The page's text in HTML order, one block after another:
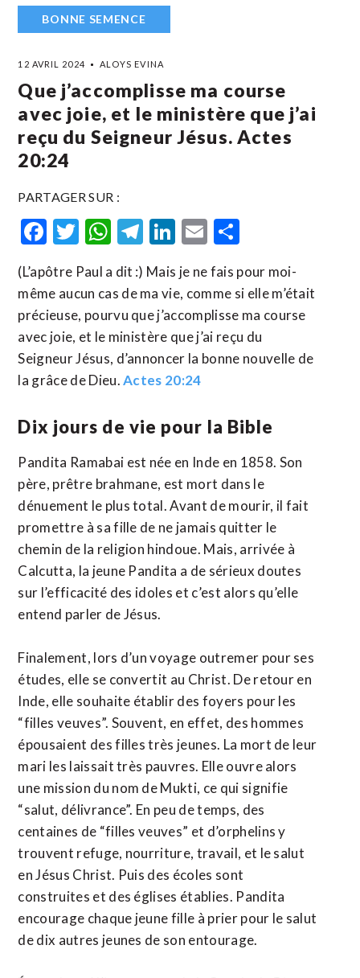
BONNE SEMENCE
12 AVRIL 2024 ALOYS EVINA
Que j’accomplisse ma course
avec joie, et le ministère que j’ai
reçu du Seigneur Jésus. Actes
20:24
PARTAGER SUR :
Facebook
Twitter
WhatsApp
Telegram
LinkedIn
Email
(L’apôtre Paul a dit :) Mais je ne fais pour moi-
même aucun cas de ma vie, comme si elle m’était
précieuse, pourvu que j’accomplisse ma course
avec joie, et le ministère que j’ai reçu du
Seigneur Jésus, d’annoncer la bonne nouvelle de
la grâce de Dieu.Actes 20:24
Dix jours de vie pour la Bible
Pandita Ramabai est née en Inde en 1858. Son
père, prêtre brahmane, est mort dans le
dénuement le plus total. Avant de mourir, il fait
promettre à sa fille de ne jamais quitter le
chemin de la religion hindoue. Mais, arrivée à
Calcutta, la jeune Pandita a de sérieux doutes
sur l’efficacité des idoles et c’est alors qu’elle
entend parler de Jésus.
Finalement, lors d’un voyage outremer pour ses
études, elle se convertit au Christ. De retour en
Inde, elle souhaite établir des foyers pour les
“filles veuves”. Souvent, en effet, des hommes
épousaient des filles très jeunes. La mort de leur
mari les laissait très pauvres. Elle ouvre alors
une mission du nom de Mukti, ce qui signifie
“salut, délivrance”. En peu de temps, des
centaines de “filles veuves” et d’orphelins y
trouvent refuge, nourriture, travail, et le salut
en Jésus Christ. Puis des écoles sont
construites et des églises établies. Pandita
encourage chaque jeune fille à prier pour le salut
de dix autres jeunes de son entourage.